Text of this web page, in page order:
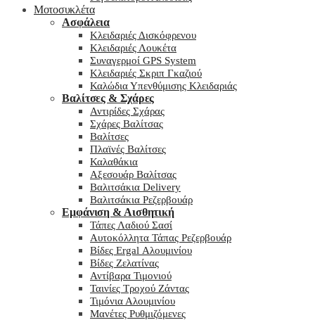
Μοτοσυκλέτα
Ασφάλεια
Κλειδαριές Δισκόφρενου
Κλειδαριές Λουκέτα
Συναγερμοί GPS System
Κλειδαριές Σκριπ Γκαζιού
Καλώδια Υπενθύμισης Κλειδαριάς
Βαλίτσες & Σχάρες
Αντιρίδες Σχάρας
Σχάρες Βαλίτσας
Βαλίτσες
Πλαϊνές Βαλίτσες
Καλαθάκια
Αξεσουάρ Βαλίτσας
Βαλιτσάκια Delivery
Βαλιτσάκια Ρεζερβουάρ
Εμφάνιση & Αισθητική
Τάπες Λαδιού Σασί
Αυτοκόλλητα Τάπας Ρεζερβουάρ
Βίδες Ergal Αλουμινίου
Βίδες Ζελατίνας
Αντίβαρα Τιμονιού
Ταινίες Τροχού Ζάντας
Τιμόνια Αλουμινίου
Μανέτες Ρυθμιζόμενες